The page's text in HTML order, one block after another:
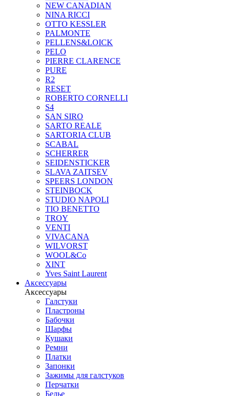
NEW CANADIAN
NINA RICCI
OTTO KESSLER
PALMONTE
PELLENS&LOICK
PELO
PIERRE CLARENCE
PURE
R2
RESET
ROBERTO CORNELLI
S4
SAN SIRO
SARTO REALE
SARTORIA CLUB
SCABAL
SCHERRER
SEIDENSTICKER
SLAVA ZAITSEV
SPEERS LONDON
STEINBOCK
STUDIO NAPOLI
TIO BENETTO
TROY
VENTI
VIVACANA
WILVORST
WOOL&Co
XINT
Yves Saint Laurent
Аксессуары
Аксессуары
Галстуки
Пластроны
Бабочки
Шарфы
Кушаки
Ремни
Платки
Запонки
Зажимы для галстуков
Перчатки
Белье